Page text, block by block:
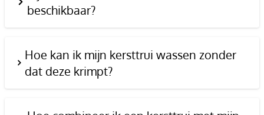
beschikbaar?
Hoe kan ik mijn kersttrui wassen zonder
dat deze krimpt?